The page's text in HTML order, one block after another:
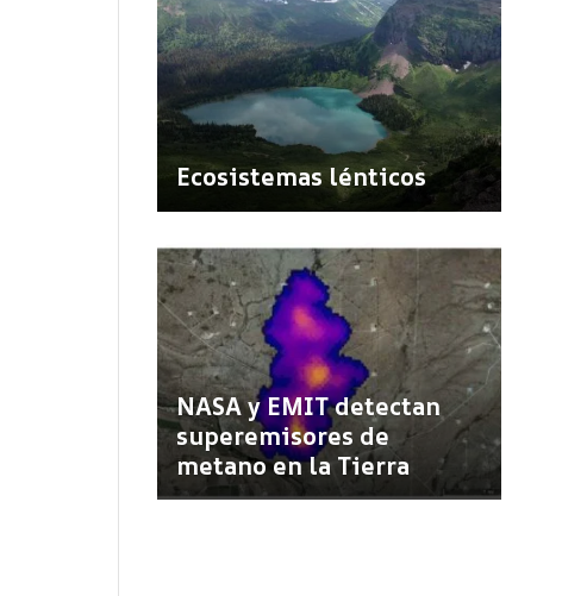
Ecosistemas lénticos
NASA y EMIT detectan
superemisores de
metano en la Tierra